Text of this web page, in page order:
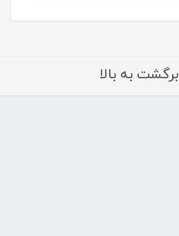
برگشت به بالا